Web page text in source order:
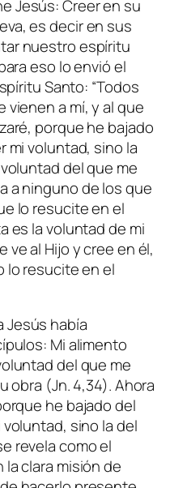
Jesús: Creer en su
es decir en sus
nuestro espíritu
eso lo envió el
Santo: “Todos
vienen a mí, y al que
porque he bajado
mi voluntad, sino la
del que me
a ninguno de los que
lo resucite en el
es la voluntad de mi
ve al Hijo y cree en él,
lo resucite en el
Jesús había
Mi alimento
del que me
obra (Jn. 4,34). Ahora
he bajado del
sino la del
revela como el
clara misión de